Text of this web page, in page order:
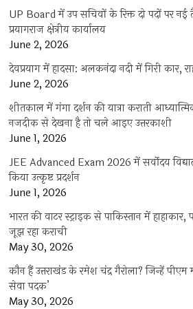
UP Board में उप सचिवों के रिक्त दो पदों पर नई
प्रयागराज क्षेत्रीय कार्यालय
June 2, 2026
देवप्रयाग में हादसा: अलकनंदा नदी में गिरी कार,
June 2, 2026
शीतकाल में गंगा दर्शन की यात्रा कराती
नजदीक से देखना है तो चले आइए उत्तरकाशी
June 1, 2026
JEE Advanced Exam 2026 में सर्वोदय
किया उत्कृष्ट प्रदर्शन
June 1, 2026
भारत की वाटर स्ट्राइक से पाकिस्तान में
जूझ रहा कराची
May 30, 2026
कौन हैं उत्तराखंड के रमेश चंद्र गैरोला? जिन्हें पीएम
सेवा पदक’
May 30, 2026